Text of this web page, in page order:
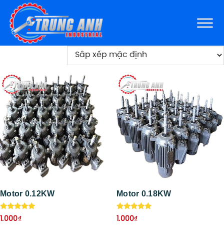
Motor 0.12KW
Được xếp
hạng
1.000₫
Motor 0.18KW
Được xếp
hạng
1.000₫